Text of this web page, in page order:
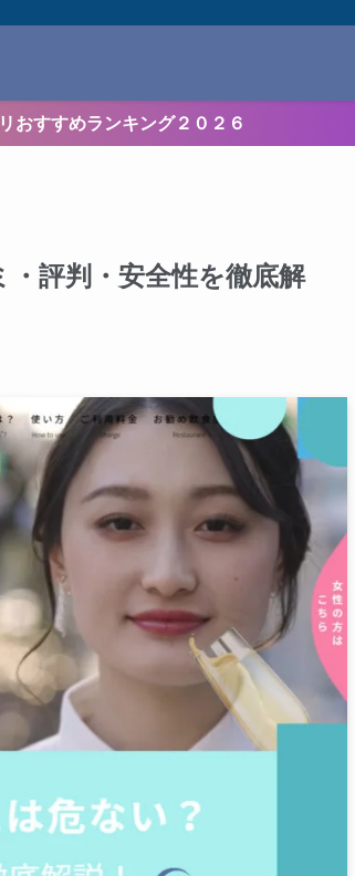
おすすめランキング２０２６
評判・安全性を徹底解